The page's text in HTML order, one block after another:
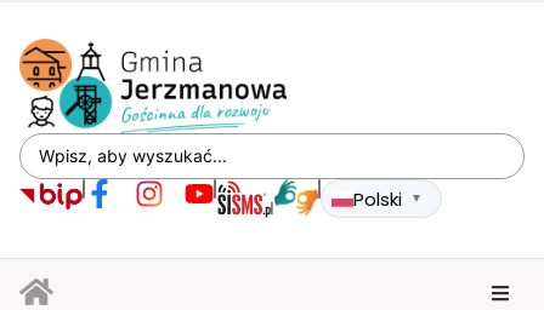
Polski ▼